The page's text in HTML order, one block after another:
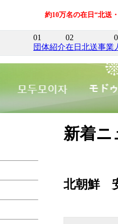
約10万名の在日“北送
01
団体紹介
02
在日北送事業
新着ニ
北朝鮮